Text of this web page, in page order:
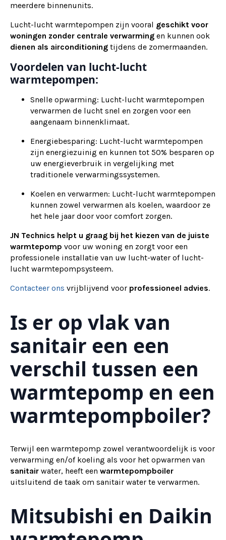
meerdere binnenunits.
Lucht-lucht warmtepompen zijn vooral geschikt voor
woningen zonder centrale verwarming en kunnen ook
dienen als airconditioning tijdens de zomermaanden.
Voordelen van lucht-lucht
warmtepompen:
Snelle opwarming: Lucht-lucht warmtepompen
verwarmen de lucht snel en zorgen voor een
aangenaam binnenklimaat.
Energiebesparing: Lucht-lucht warmtepompen
zijn energiezuinig en kunnen tot 50% besparen op
uw energieverbruik in vergelijking met
traditionele verwarmingssystemen.
Koelen en verwarmen: Lucht-lucht warmtepompen
kunnen zowel verwarmen als koelen, waardoor ze
het hele jaar door voor comfort zorgen.
JN Technics helpt u graag bij het kiezen van de juiste
warmtepomp voor uw woning en zorgt voor een
professionele installatie van uw lucht-water of lucht-
lucht warmtepompsysteem.
Contacteer ons vrijblijvend voor professioneel advies.
Is er op vlak van
sanitair een een
verschil tussen een
warmtepomp en een
warmtepompboiler?
Terwijl een warmtepomp zowel verantwoordelijk is voor
verwarming en/of koeling als voor het opwarmen van
sanitair water, heeft een warmtepompboiler
uitsluitend de taak om sanitair water te verwarmen.
Mitsubishi en Daikin